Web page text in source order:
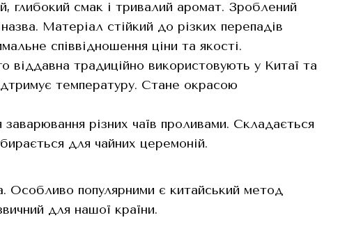
глибокий смак і тривалий аромат. Зроблений
Матеріал стійкий до різких перепадів
співвідношення ціни та якості.
традиційно використовують у Китаї та
температуру. Стане окрасою
різних чаїв проливами. Складається
для чайних церемоній.
Особливо популярними є китайський метод
для нашої країни.